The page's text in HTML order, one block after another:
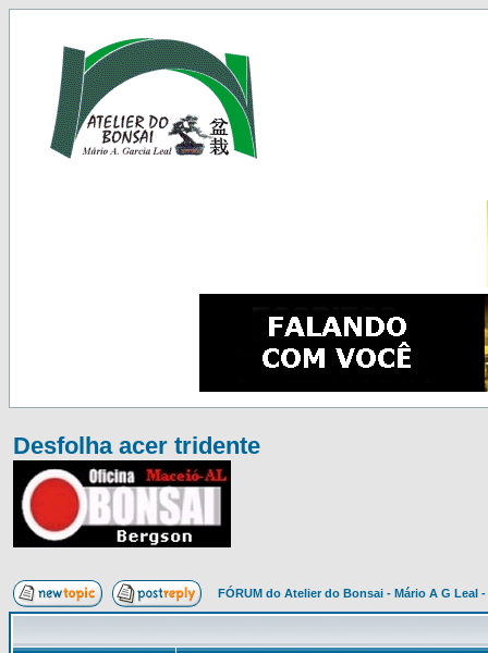
Desfolha acer tridente
FÓRUM do Atelier do Bonsai - Mário A G Leal